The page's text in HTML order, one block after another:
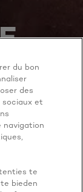
du bon
des
sociaux et
navigation
te
bieden